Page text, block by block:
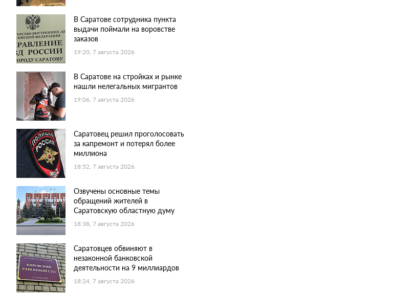
В Саратове сотрудника пункта
выдачи поймали на воровстве
заказов
19:20, 7 августа 2026
В Саратове на стройках и рынке
нашли нелегальных мигрантов
19:06, 7 августа 2026
Саратовец решил проголосовать
за капремонт и потерял более
миллиона
18:52, 7 августа 2026
Озвучены основные темы
обращений жителей в
Саратовскую областную думу
18:38, 7 августа 2026
Саратовцев обвиняют в
незаконной банковской
деятельности на 9 миллиардов
18:24, 7 августа 2026